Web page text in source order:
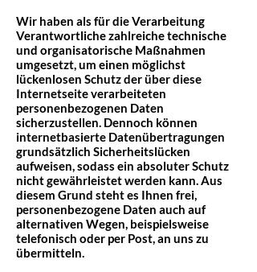
Wir haben als für die Verarbeitung
Verantwortliche zahlreiche technische
und organisatorische Maßnahmen
umgesetzt, um einen möglichst
lückenlosen Schutz der über diese
Internetseite verarbeiteten
personenbezogenen Daten
sicherzustellen. Dennoch können
internetbasierte Datenübertragungen
grundsätzlich Sicherheitslücken
aufweisen, sodass ein absoluter Schutz
nicht gewährleistet werden kann. Aus
diesem Grund steht es Ihnen frei,
personenbezogene Daten auch auf
alternativen Wegen, beispielsweise
telefonisch oder per Post, an uns zu
übermitteln.